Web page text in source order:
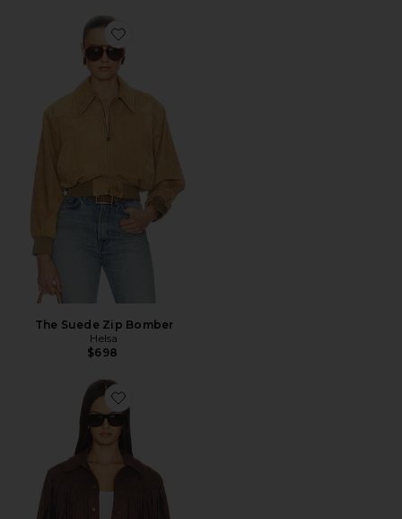
Favorite The Suede Zip Bomber
The Suede Zip Bomber
Helsa
$698
Favorite Baylor Fringe Faux Suede Jacket